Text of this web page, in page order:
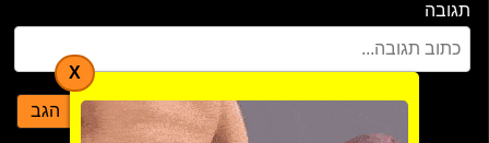
תגובה
הגב
X